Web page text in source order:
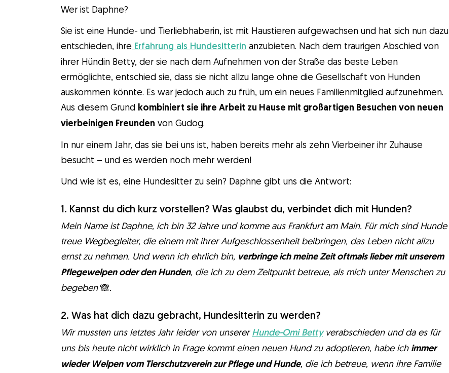
Wer ist Daphne?
Sie ist eine Hunde- und Tierliebhaberin, ist mit Haustieren aufgewachsen und hat sich nun dazu
entschieden, ihre Erfahrung als Hundesitterin anzubieten. Nach dem traurigen Abschied von
ihrer Hündin Betty, der sie nach dem Aufnehmen von der Straße das beste Leben
ermöglichte, entschied sie, dass sie nicht allzu lange ohne die Gesellschaft von Hunden
auskommen könnte. Es war jedoch auch zu früh, um ein neues Familienmitglied aufzunehmen.
Aus diesem Grund kombiniert sie ihre Arbeit zu Hause mit großartigen Besuchen von neuen
vierbeinigen Freunden von Gudog.
In nur einem Jahr, das sie bei uns ist, haben bereits mehr als zehn Vierbeiner ihr Zuhause
besucht – und es werden noch mehr werden!
Und wie ist es, eine Hundesitter zu sein? Daphne gibt uns die Antwort:
1. Kannst du dich kurz vorstellen? Was glaubst du, verbindet dich mit Hunden?
Mein Name ist Daphne, ich bin 32 Jahre und komme aus Frankfurt am Main. Für mich sind Hunde
treue Wegbegleiter, die einem mit ihrer Aufgeschlossenheit beibringen, das Leben nicht allzu
ernst zu nehmen. Und wenn ich ehrlich bin, verbringe ich meine Zeit oftmals lieber mit unserem
Pflegewelpen oder den Hunden, die ich zu dem Zeitpunkt betreue, als mich unter Menschen zu
begeben🙈.
2. Was hat dich dazu gebracht, Hundesitterin zu werden?
Wir mussten uns letztes Jahr leider von unsererHunde-Omi Bettyverabschieden und da es für
uns bis heute nicht wirklich in Frage kommt einen neuen Hund zu adoptieren, habe ich immer
wieder Welpen vom Tierschutzverein zur Pflege und Hunde, die ich betreue, wenn ihre Familie